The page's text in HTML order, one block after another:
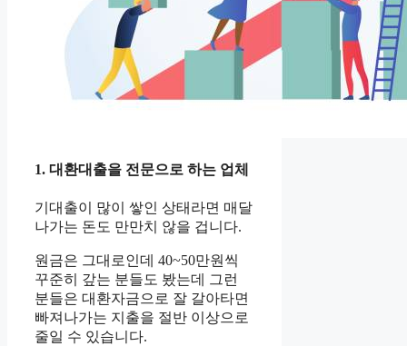
1. 대환대출을 전문으로 하는 업체
기대출이 많이 쌓인 상태라면 매달
나가는 돈도 만만치 않을 겁니다.
원금은 그대로인데 40~50만원씩
꾸준히 갚는 분들도 봤는데 그런
분들은 대환자금으로 잘 갈아타면
빠져나가는 지출을 절반 이상으로
줄일 수 있습니다.